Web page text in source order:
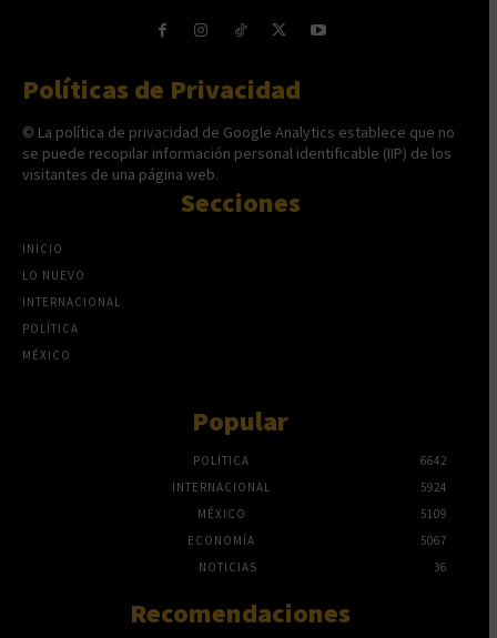
Políticas de Privacidad
© La política de privacidad de Google Analytics establece que no
se puede recopilar información personal identificable (IIP) de los
visitantes de una página web.
Secciones
INICIO
LO NUEVO
INTERNACIONAL
POLÍTICA
MÉXICO
Popular
POLÍTICA
6642
INTERNACIONAL
5924
MÉXICO
5109
ECONOMÍA
5067
NOTICIAS
36
Recomendaciones